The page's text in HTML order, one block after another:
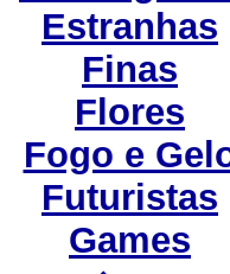
Estranhas
Finas
Flores
Fogo e
Futuristas
Games